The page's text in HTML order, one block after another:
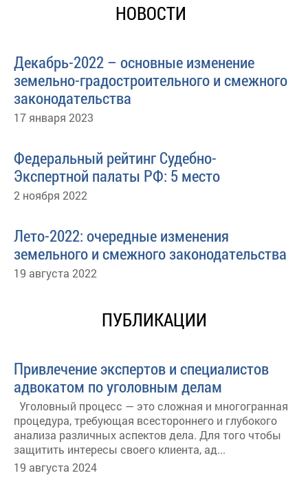
НОВОСТИ
Декабрь-2022 – основные изменение
земельно-градостроительного и смежного
законодательства
17 января 2023
Федеральный рейтинг Судебно-
Экспертной палаты РФ: 5 место
2 ноября 2022
Лето-2022: очередные изменения
земельного и смежного законодательства
19 августа 2022
ПУБЛИКАЦИИ
Привлечение экспертов и специалистов
адвокатом по уголовным делам
Уголовный процесс — это сложная и многогранная
процедура, требующая всестороннего и глубокого
анализа различных аспектов дела. Для того чтобы
защитить интересы своего клиента, ад...
19 августа 2024